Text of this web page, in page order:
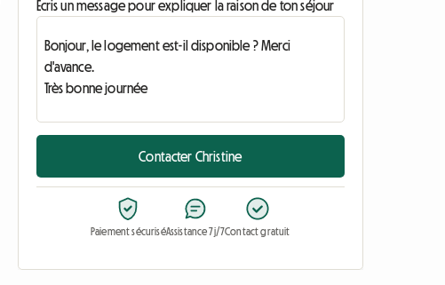
Ecris un message pour expliquer la raison de ton séjour
Contacter Christine
Paiement sécuriséAssistance 7j/7Contact gratuit